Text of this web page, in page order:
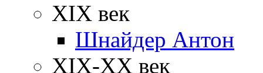
XIX век
Шнайдер Антон
XIX-XX век